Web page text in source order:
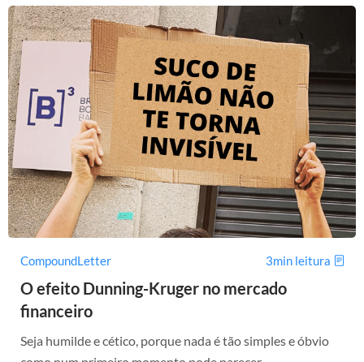
CompoundLetter 3min leitura
O efeito Dunning-Kruger no mercado
financeiro
Seja humilde e cético, porque nada é tão simples e óbvio